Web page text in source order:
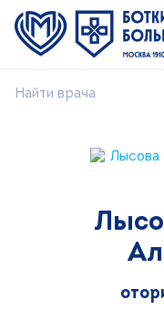
Пациентам
О ММНКЦ им. С.П.
Найти врача